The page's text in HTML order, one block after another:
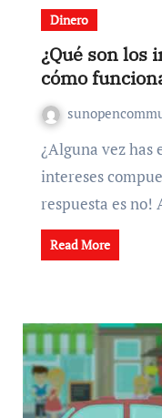
Dinero
¿Qué son los
cómo
¿Alguna vez has escuchado hablar de los
intereses
respuesta es no!
Read More